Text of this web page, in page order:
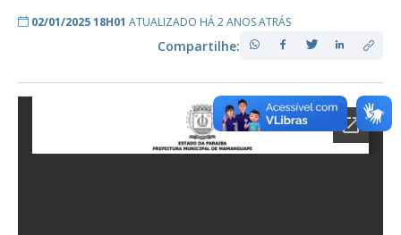
02/01/2025 18H01 ATUALIZADO HÁ 2 ANOS ATRÁS
Compartilhe: